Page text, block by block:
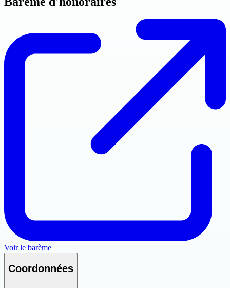
Voir le barème
Coordonnées